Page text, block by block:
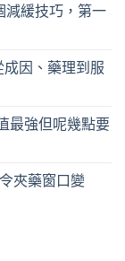
減緩技巧，第一
因、藥理到服
最強但呢幾點要
夾藥窗口變